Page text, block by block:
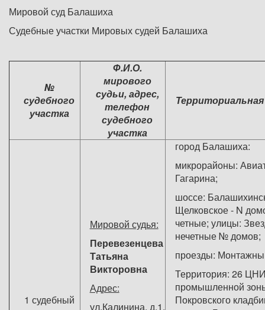
Мировой суд Балашиха
Судебные участки Мировых судей Балашиха
№
судебного
участка
Ф.И.О.
мирового
судьи, адрес,
телефон
судебного
участка
1 судебный
Мировой судья:
Перевезенцева
Татьяна
Викторовна
Адрес:
ул.Калинина, д.1,
город
микрорайоны:
Гагарина;
шоссе:
Щелковское - N
четные; улицы:
нечетные № домов;
проезды:
Территория: 26
промышленной
Покровского